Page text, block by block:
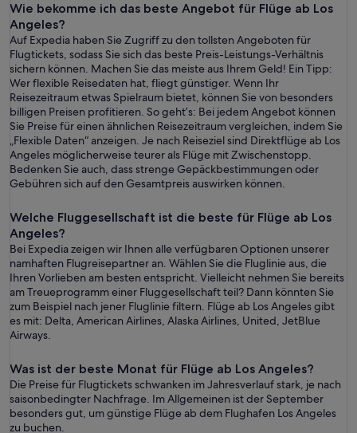
Wie bekomme ich das beste Angebot für Flüge ab Los
Angeles?
Auf Expedia haben Sie Zugriff zu den tollsten Angeboten für
Flugtickets, sodass Sie sich das beste Preis-Leistungs-Verhältnis
sichern können. Machen Sie das meiste aus Ihrem Geld! Ein Tipp:
Wer flexible Reisedaten hat, fliegt günstiger. Wenn Ihr
Reisezeitraum etwas Spielraum bietet, können Sie von besonders
billigen Preisen profitieren. So geht’s: Bei jedem Angebot können
Sie Preise für einen ähnlichen Reisezeitraum vergleichen, indem Sie
„Flexible Daten“ anzeigen. Je nach Reiseziel sind Direktflüge ab Los
Angeles möglicherweise teurer als Flüge mit Zwischenstopp.
Bedenken Sie auch, dass strenge Gepäckbestimmungen oder
Gebühren sich auf den Gesamtpreis auswirken können.
Welche Fluggesellschaft ist die beste für Flüge ab Los
Angeles?
Bei Expedia zeigen wir Ihnen alle verfügbaren Optionen unserer
namhaften Flugreisepartner an. Wählen Sie die Fluglinie aus, die
Ihren Vorlieben am besten entspricht. Vielleicht nehmen Sie bereits
am Treueprogramm einer Fluggesellschaft teil? Dann könnten Sie
zum Beispiel nach jener Fluglinie filtern. Flüge ab Los Angeles gibt
es mit: Delta, American Airlines, Alaska Airlines, United, JetBlue
Airways.
Was ist der beste Monat für Flüge ab Los Angeles?
Die Preise für Flugtickets schwanken im Jahresverlauf stark, je nach
saisonbedingter Nachfrage. Im Allgemeinen ist der September
besonders gut, um günstige Flüge ab dem Flughafen Los Angeles
zu buchen.